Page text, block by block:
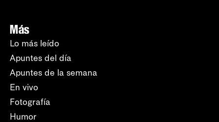
Más
Lo más leído
Apuntes del día
Apuntes de la semana
En vivo
Fotografía
Humor